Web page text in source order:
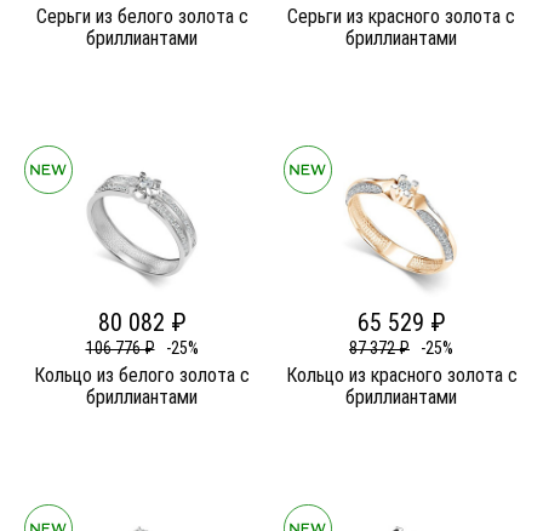
Серьги из белого золота c
бриллиантами
Серьги из красного золота c
бриллиантами
80 082 ₽
106 776 ₽ -25%
Кольцо из белого золота c
бриллиантами
65 529 ₽
87 372 ₽ -25%
Кольцо из красного золота c
бриллиантами